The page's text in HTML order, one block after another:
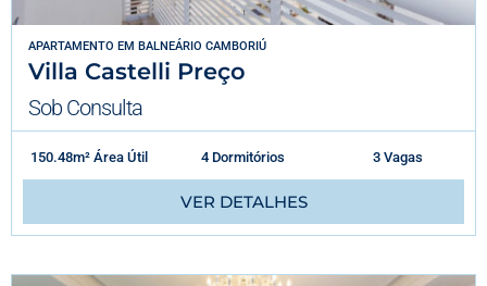
APARTAMENTO EM BALNEÁRIO CAMBORIÚ
Villa Castelli Preço
Sob Consulta
150.48m² Área Útil 4 Dormitórios 3 Vagas
VER DETALHES